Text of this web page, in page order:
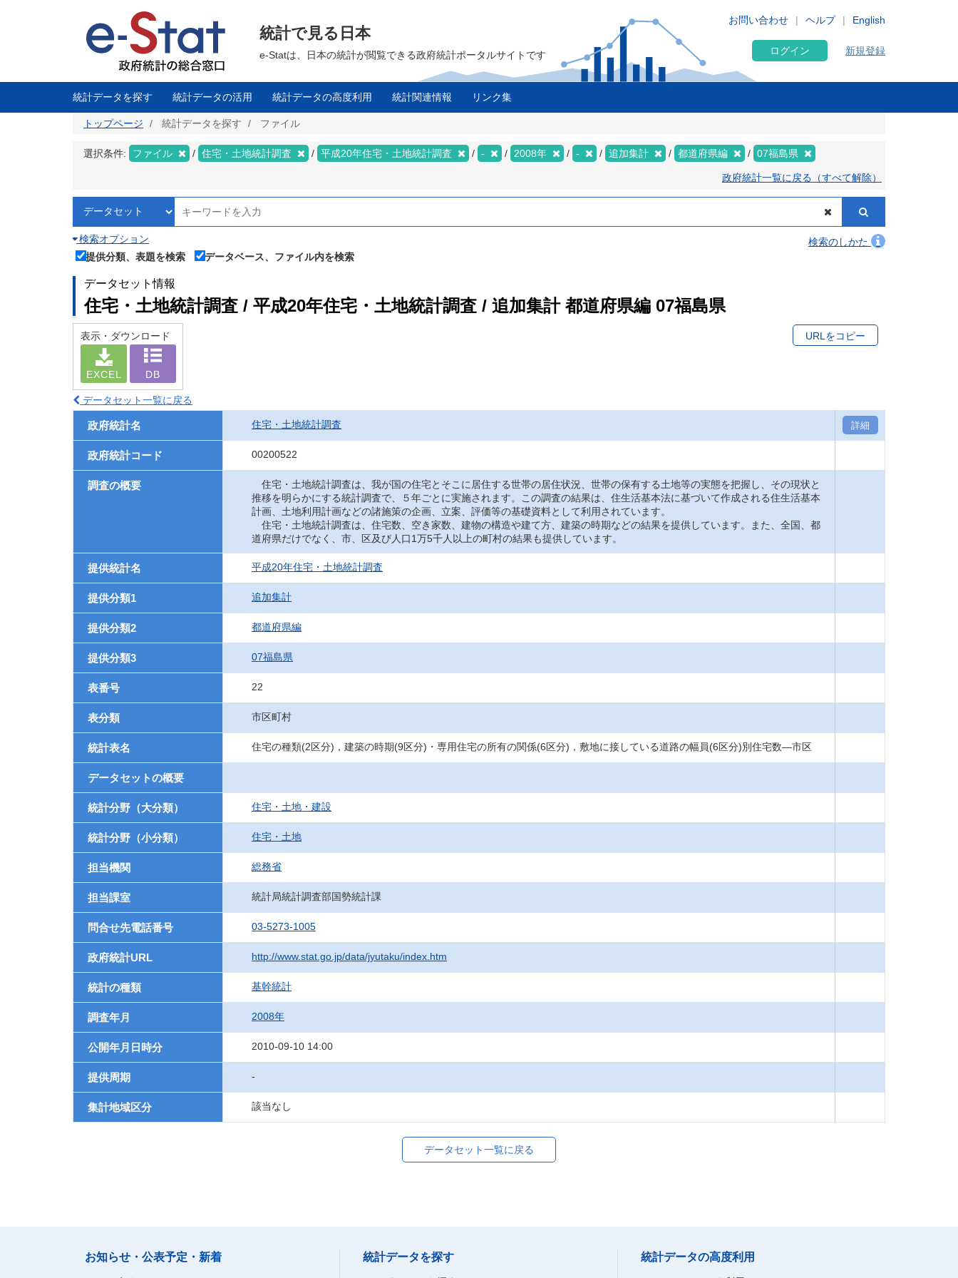
に
English
お問い合わせ ヘルプ
統計で見る日本
e-Statは、日本の統計が閲覧できる政府統計ポータルサイトです ログイン 新規登録
統計データを探す 統計データの活用 統計データの高度利用 統計関連情報 リンク集
トップページ 統計データを探す ファイル
選択条件: ファイル 住宅・土地統計調査 平成20年住宅・土地統計調査 - 2008年 - 追加集計 都道府県編 07福島県
政府統計一覧に戻る（すべて解除）
検索オプション
検索のしかた
提供分類、表題を検索
データベース、ファイル内を検索
データセット情報
住宅・土地統計調査 / 平成20年住宅・土地統計調査 / 追加集計 都道府県編 07福島県
表示・ダウンロード
EXCEL DB
URLをコピー
データセット一覧に戻る
政府統計名 住宅・土地統計調査 詳細
政府統計コード 00200522
調査の概要
住宅・土地統計調査は、我が国の住宅とそこに居住する世帯の居住状況、世帯の保有する土地等の実態を把握し、その現状と
推移を明らかにする統計調査で、５年ごとに実施されます。この調査の結果は、住生活基本法に基づいて作成される住生活基本
計画、土地利用計画などの諸施策の企画、立案、評価等の基礎資料として利用されています。
住宅・土地統計調査は、住宅数、空き家数、建物の構造や建て方、建築の時期などの結果を提供しています。また、全国、都
道府県だけでなく、市、区及び人口1万5千人以上の町村の結果も提供しています。
提供統計名 平成20年住宅・土地統計調査
提供分類1 追加集計
提供分類2 都道府県編
提供分類3 07福島県
表番号 22
表分類 市区町村
統計表名 住宅の種類(2区分)，建築の時期(9区分)・専用住宅の所有の関係(6区分)，敷地に接している道路の幅員(6区分)別住宅数―市区
データセットの概要
統計分野（大分類） 住宅・土地・建設
統計分野（小分類） 住宅・土地
担当機関 総務省
担当課室 統計局統計調査部国勢統計課
問合せ先電話番号 03-5273-1005
政府統計URL http://www.stat.go.jp/data/jyutaku/index.htm
統計の種類 基幹統計
調査年月 2008年
公開年月日時分 2010-09-10 14:00
提供周期 -
集計地域区分 該当なし
データセット一覧に戻る
お知らせ・公表予定・新着 統計データを探す 統計データの高度利用